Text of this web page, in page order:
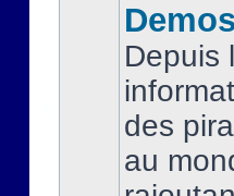
Depuis
des
au